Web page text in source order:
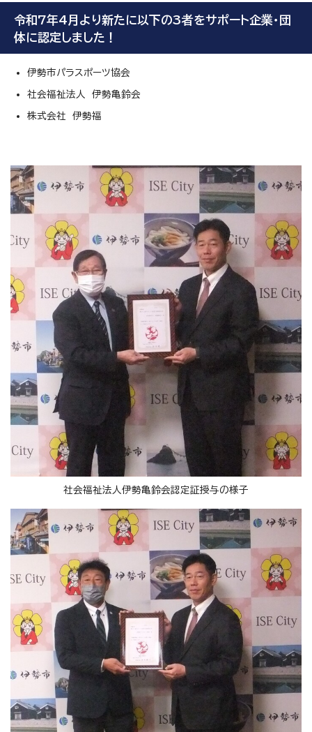
令和7年4月より新たに以下の3者をサポート企業・団
体に認定しました！
伊勢市パラスポーツ協会
社会福祉法人 伊勢亀鈴会
株式会社 伊勢福
社会福祉法人伊勢亀鈴会認定証授与の様子